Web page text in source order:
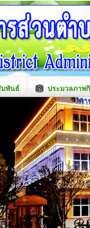
พันธ์ ประมวลภาพ